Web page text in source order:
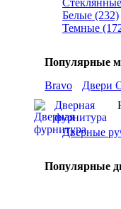
Белые (232)
Темные
Популярные
Bravo
Двери
Дверная
фурнитура
Дверные
Популярные